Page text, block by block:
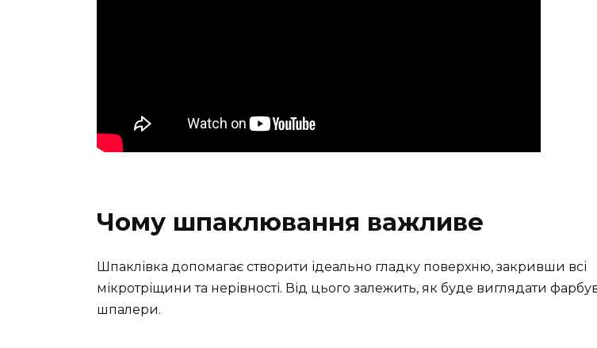
Чому шпаклювання важливе
Шпаклівка допомагає створити ідеально гладку поверхню, закривши всі
мікротріщини та нерівності. Від цього залежить, як буде виглядати
шпалери.